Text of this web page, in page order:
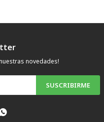
novedades!
SUSCRIBIRME